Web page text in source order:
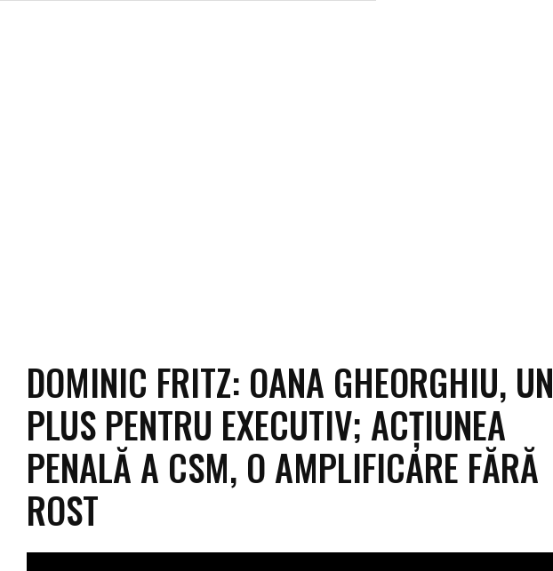
DOMINIC FRITZ: OANA GHEORGHIU, UN
PLUS PENTRU EXECUTIV; ACȚIUNEA
PENALĂ A CSM, O AMPLIFICARE FĂRĂ
ROST